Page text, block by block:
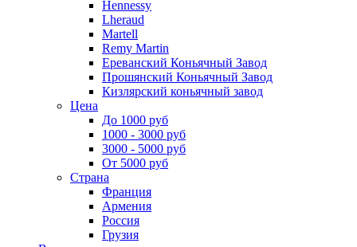
Hennessy
Lheraud
Martell
Remy Martin
Ереванский Коньячный Завод
Прошянский Коньячный Завод
Кизлярский коньячный завод
Цена
До 1000 руб
1000 - 3000 руб
3000 - 5000 руб
От 5000 руб
Страна
Франция
Армения
Россия
Грузия